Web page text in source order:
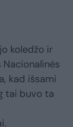
koledžo ir
Nacionalinės
kad išsami
tai buvo ta